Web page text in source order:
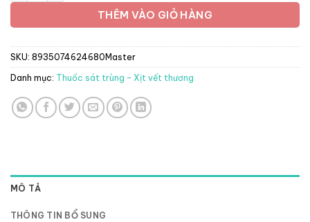
THÊM VÀO GIỎ HÀNG
SKU: 8935074624680Master
Danh mục: Thuốc sát trùng - Xịt vết thương
MÔ TẢ
THÔNG TIN BỔ SUNG